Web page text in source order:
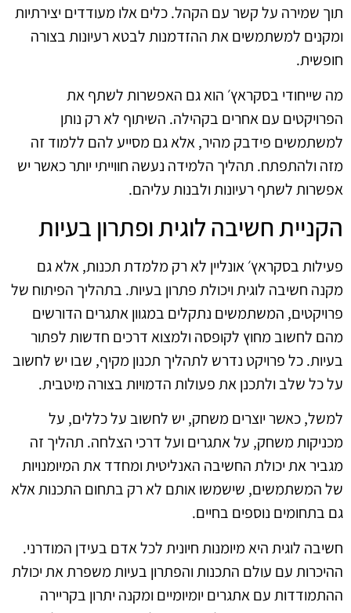
תוך שמירה על קשר עם הקהל. כלים אלו מעודדים יצירתיות
ומקנים למשתמשים את ההזדמנות לבטא רעיונות בצורה
חופשית.
מה שייחודי בסקראץ׳ הוא גם האפשרות לשתף את
הפרויקטים עם אחרים בקהילה. השיתוף לא רק נותן
למשתמשים פידבק מהיר, אלא גם מסייע להם ללמוד זה
מזה ולהתפתח. תהליך הלמידה נעשה חווייתי יותר כאשר יש
אפשרות לשתף רעיונות ולבנות עליהם.
הקניית חשיבה לוגית ופתרון בעיות
פעילות בסקראץ׳ אונליין לא רק מלמדת תכנות, אלא גם
מקנה חשיבה לוגית ויכולת פתרון בעיות. בתהליך הפיתוח של
פרויקטים, המשתמשים נתקלים במגוון אתגרים הדורשים
מהם לחשוב מחוץ לקופסה ולמצוא דרכים חדשות לפתור
בעיות. כל פרויקט נדרש לתהליך תכנון מקיף, שבו יש לחשוב
על כל שלב ולתכנן את פעולות הדמויות בצורה מיטבית.
למשל, כאשר יוצרים משחק, יש לחשוב על כללים, על
מכניקות משחק, על אתגרים ועל דרכי הצלחה. תהליך זה
מגביר את יכולת החשיבה האנליטית ומחדד את המיומנויות
של המשתמשים, שישמשו אותם לא רק בתחום התכנות אלא
גם בתחומים נוספים בחיים.
חשיבה לוגית היא מיומנות חיונית לכל אדם בעידן המודרני.
ההיכרות עם עולם התכנות והפתרון בעיות משפרת את יכולת
ההתמודדות עם אתגרים יומיומיים ומקנה יתרון בקריירה